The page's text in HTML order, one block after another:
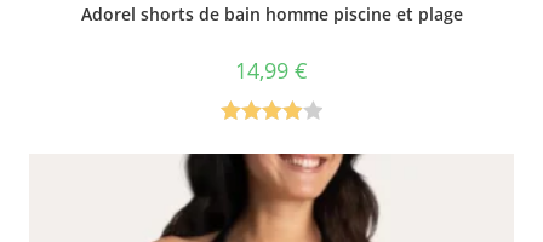
Adorel shorts de bain homme piscine et plage
14,99 €
sur 5